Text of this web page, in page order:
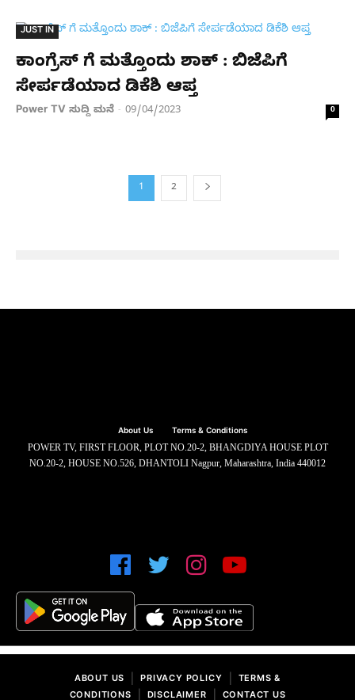
JUST IN
ಕಾಂಗ್ರೆಸ್ ಗೆ ಮತ್ತೊಂದು ಶಾಕ್ : ಬಿಜೆಪಿಗೆ
ಸೇರ್ಪಡೆಯಾದ ಡಿಕೆಶಿ ಆಪ್ತ
Power TV ಸುದ್ದಿ ಮನೆ - 09/04/2023 0
1 2
About Us Terms & Conditions
POWER TV, FIRST FLOOR, PLOT NO.20-2, BHANGDIYA HOUSE PLOT
NO.20-2, HOUSE NO.526, DHANTOLI Nagpur, Maharashtra, India 440012
ABOUT US PRIVACY POLICY
TERMS &
CONDITIONS
DISCLAIMER CONTACT US